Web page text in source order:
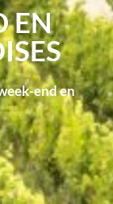
EN
end en